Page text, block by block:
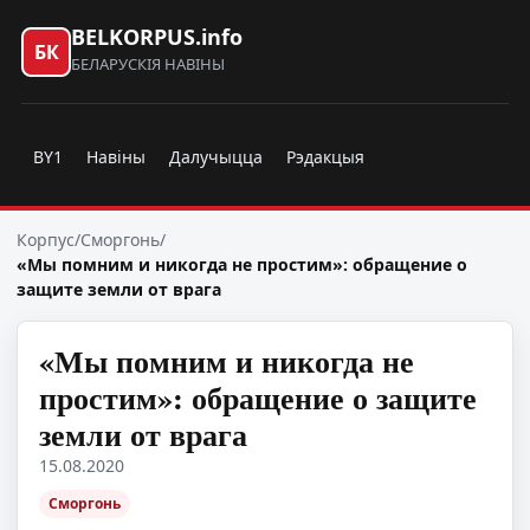
БК
BELKORPUS.info
БЕЛАРУСКІЯ НАВІНЫ
BY1 Навіны Далучыцца Рэдакцыя
Корпус/Сморгонь/
«Мы помним и никогда не простим»: обращение о
защите земли от врага
«Мы помним и никогда не
простим»: обращение о защите
земли от врага
15.08.2020
Сморгонь